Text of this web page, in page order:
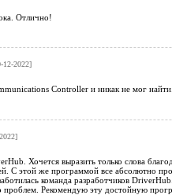
Отлично!
2022]
Controller и никак не мог
Хочется выразить только слова
С этой же программой все абсолютно
команда разработчиков
Рекомендую эту достойную